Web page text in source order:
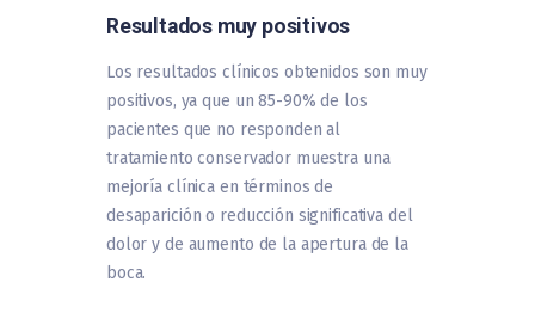
Resultados muy positivos
Los resultados clínicos obtenidos son muy
positivos, ya que un 85-90% de los
pacientes que no responden al
tratamiento conservador muestra una
mejoría clínica en términos de
desaparición o reducción significativa del
dolor y de aumento de la apertura de la
boca.